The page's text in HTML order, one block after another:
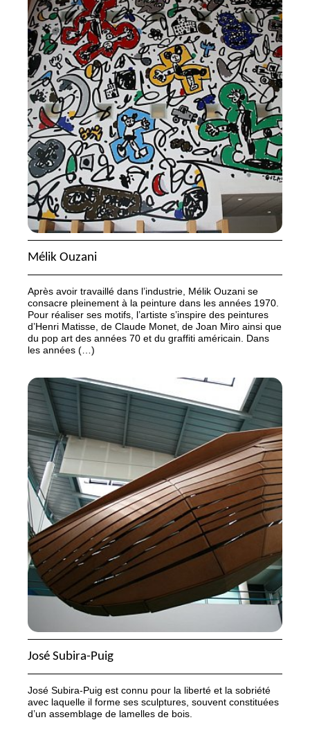
Mélik Ouzani
Après avoir travaillé dans l’industrie, Mélik Ouzani se
consacre pleinement à la peinture dans les années 1970.
Pour réaliser ses motifs, l’artiste s’inspire des peintures
d’Henri Matisse, de Claude Monet, de Joan Miro ainsi que
du pop art des années 70 et du graffiti américain. Dans
les années (…)
José Subira-Puig
José Subira-Puig est connu pour la liberté et la sobriété
avec laquelle il forme ses sculptures, souvent constituées
d’un assemblage de lamelles de bois.